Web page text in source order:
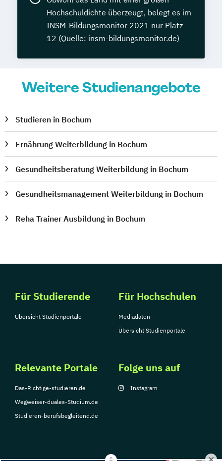
Hochschuldichte überzeugt, belegt es im
INSM-Bildungsmonitor 2021 nur Platz
12 (Quelle: insm-bildungsmonitor.de)
Weitere Studienangebote
Studieren in Bochum
Ernährung Weiterbildung in Bochum
Gesundheitsberatung Weiterbildung in Bochum
Gesundheitsmanagement Weiterbildung in Bochum
Reha Trainer Ausbildung in Bochum
Für Studierende
Übersicht Studienportale
Für Hochschulen
Mediadaten
Übersicht Studienportale
Relevante Portale
Das-Richtige-studieren.de
Wegweiser-duales-Studium.de
Studieren-berufsbegleitend.de
Folge uns auf
Instagram